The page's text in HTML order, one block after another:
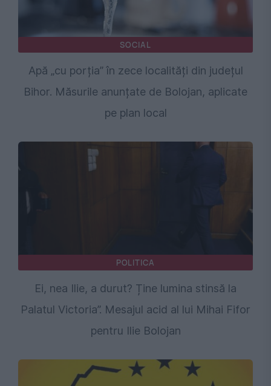
SOCIAL
Apă „cu porția” în zece localități din județul
Bihor. Măsurile anunțate de Bolojan, aplicate
pe plan local
POLITICA
Ei, nea Ilie, a durut? Ține lumina stinsă la
Palatul Victoria”. Mesajul acid al lui Mihai Fifor
pentru Ilie Bolojan